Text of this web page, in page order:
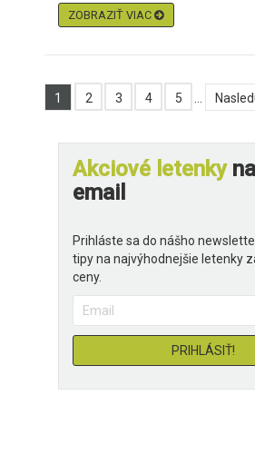
ZOBRAZIŤ VIAC
1 2 3 4 5
Akciové letenky
email
Prihláste sa do nášho
tipy na najvýhodnejšie letenky
ceny.